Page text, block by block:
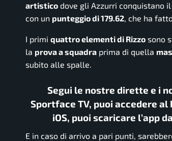
artistico dove gli Azzurri conquistano il
con un punteggio di 179.62, che ha
I primi quattro elementi di Rizzo sono
la prova a squadra prima di quella
subito alle spalle.
Segui le nostre dirette e i
Sportface TV, puoi accedere
iOS, puoi scaricare l’app
E in caso di arrivo a pari punti,